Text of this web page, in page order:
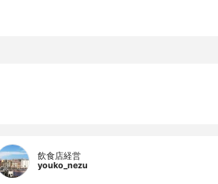
ルビタン、テ
飲食店経営
youko_nezu